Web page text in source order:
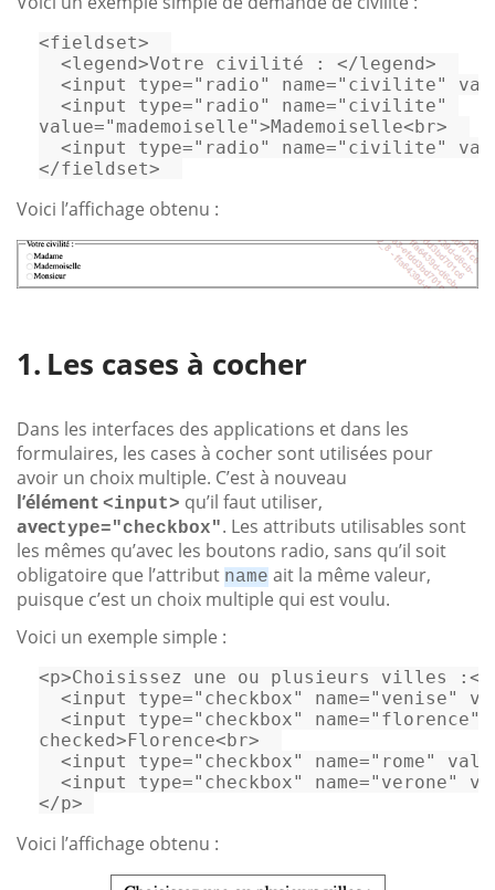
<fieldset>
<legend>Votre civilité : </legend>
<input type="radio" name="civilite"
<input type="radio" name="civilite"
value="mademoiselle">Mademoiselle<br>
<input type="radio" name="civilite"
</fieldset>
Voici l’affichage obtenu :
Les cases à cocher
Dans les interfaces des applications et dans les
formulaires, les cases à cocher sont utilisées pour
avoir un choix multiple. C’est à nouveau
l’élément <input> qu’il faut utiliser,
avectype="checkbox". Les attributs utilisables sont
les mêmes qu’avec les boutons radio, sans qu’il soit
obligatoire que l’attribut name ait la même valeur,
puisque c’est un choix multiple qui est voulu.
Voici un exemple simple :
<p>Choisissez une ou plusieurs villes : </
<input type="checkbox" name="venise"
<input type="checkbox" name="florence"
checked>Florence<br>
<input type="checkbox" name="rome"
<input type="checkbox" name="verone"
</p>
Voici l’affichage obtenu :